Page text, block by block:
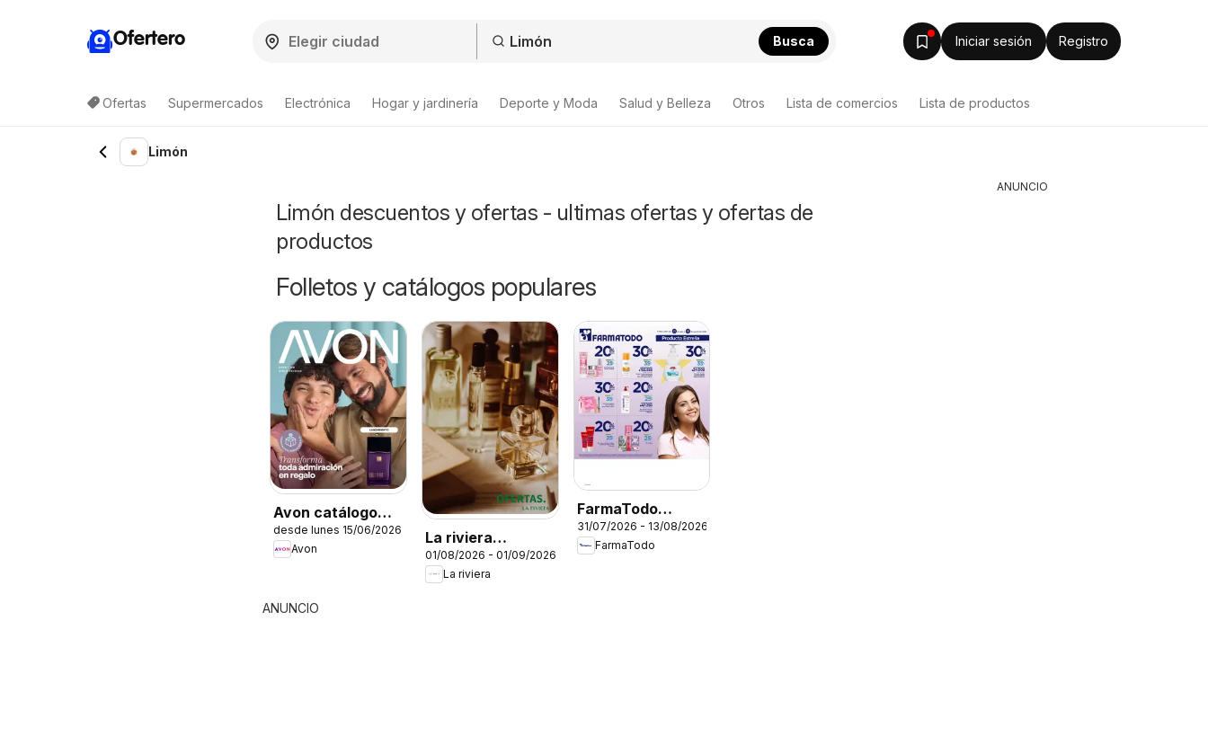
Ofertero Busca Iniciar sesión Registro
Ofertas Supermercados Electrónica Hogar y jardinería Deporte y Moda Salud y Belleza Otros Lista de comercios Lista de productos
Limón
Limón descuentos y ofertas - ultimas ofertas y ofertas de
productos
Folletos y catálogos populares
Avon catálogo
Ciclo 8
desde lunes 15/06/2026
Avon
La riviera
catalógo
01/08/2026 - 01/09/2026
La riviera
FarmaTodo
catálogo
31/07/2026 - 13/08/2026
FarmaTodo
ANUNCIO
ANUNCIO